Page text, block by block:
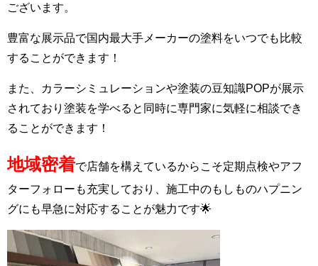
ございます。
豊富な展示品で国内最大手メーカーの塗料をいつでも比較
することができます！
また、カラーシミュレーションや塗装の豆知識POPが展示
されており塗装を学べると同時に専門家に気軽に相談でき
ることができます！
地域密着で店舗を構えているからこそ定期点検やアフ
ターフォローも充実しており、施工中のもしものハプニン
グにも早急に対応することが魅力です🌟